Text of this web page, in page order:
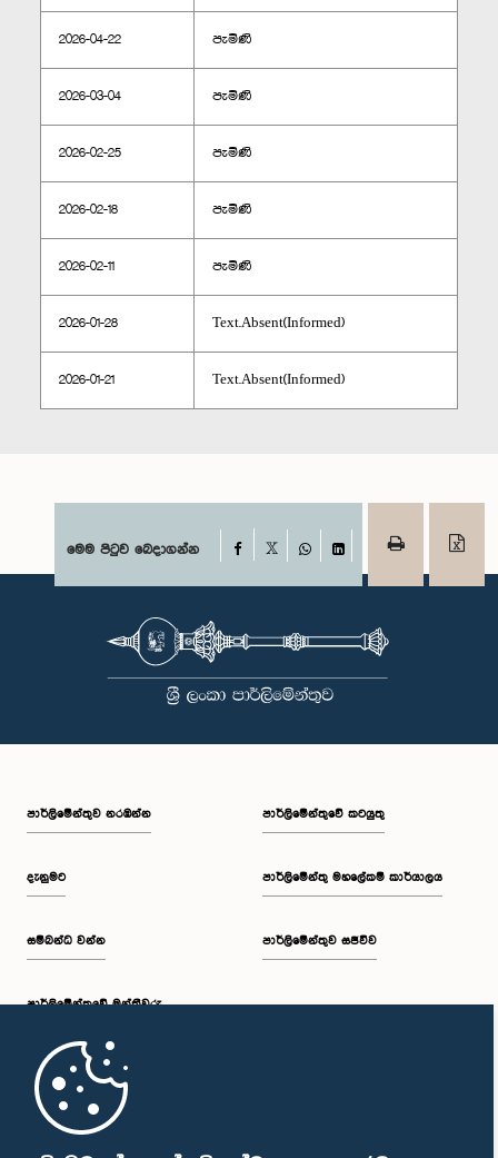
2026-04-22 පැමිණි
2026-03-04 පැමිණි
2026-02-25 පැමිණි
2026-02-18 පැමිණි
2026-02-11 පැමිණි
2026-01-28 Text.Absent(Informed)
2026-01-21 Text.Absent(Informed)
මෙම පිටුව බෙදාගන්න Facebook
WhatsAppLinkedIn
පාර්ලි‌මේන්තුව නරඹන්න
දැනුමට
සම්බන්ධ වන්න
පාර්ලි‌මේන්තුවේ මන්ත්‍රීවරු
මුල් පිටුව
පාර්ලිමේන්තුවේ කටයුතු
පාර්ලිමේන්තු මහලේකම් කාර්යාලය
පාර්ලිමේන්තුව සජීවීව